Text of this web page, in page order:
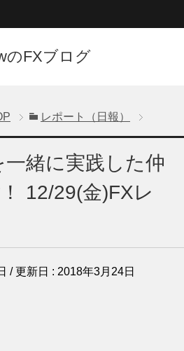
のFXブログ
レポート（日報）
緒に実践した仲
12/29(金)FXレ
/ 更新日 : 2018年3月24日